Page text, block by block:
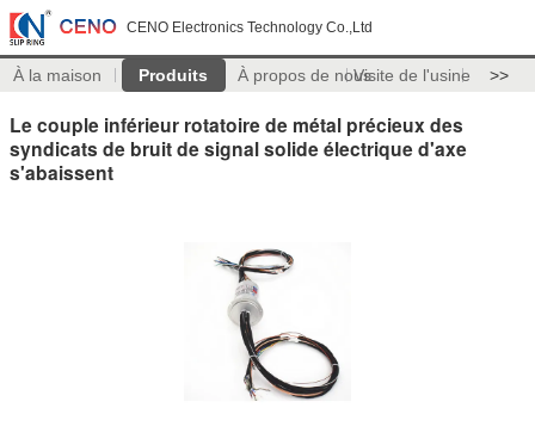
CENO Electronics Technology Co.,Ltd
À la maison Produits À propos de nousVisite de l'usine >>
Le couple inférieur rotatoire de métal précieux des
syndicats de bruit de signal solide électrique d'axe
s'abaissent